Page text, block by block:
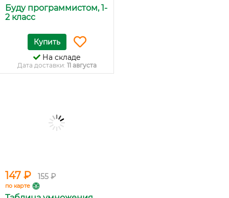
Буду программистом, 1-
2 класс
Купить
На складе
Дата доставки: 11 августа
147 ₽ 155 ₽
по карте